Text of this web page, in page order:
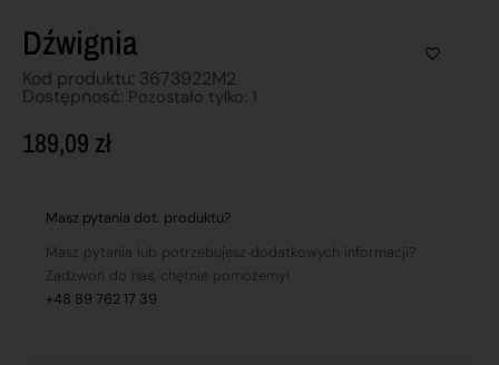
Dźwignia
Kod produktu: 3673922M2
Dostępnosć: Pozostało tylko: 1
189,09 zł
Masz pytania dot. produktu?
Masz pytania lub potrzebujesz dodatkowych informacji?
Zadzwoń do nas, chętnie pomożemy!
+48 89 762 17 39